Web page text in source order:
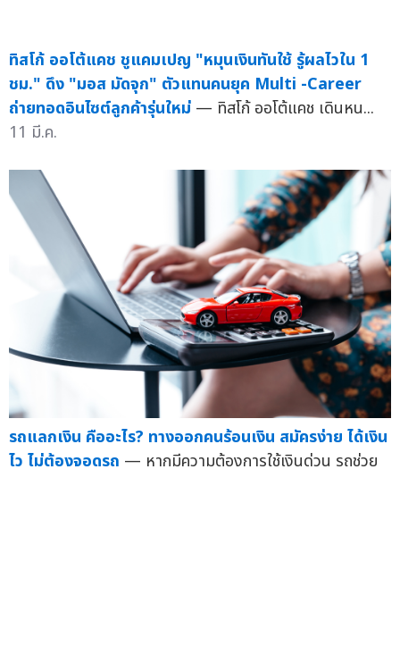
ทิสโก้ ออโต้แคช ชูแคมเปญ "หมุนเงินทันใช้ รู้ผลไวใน 1
ชม." ดึง "มอส มัดจุก" ตัวแทนคนยุค Multi -Career
ถ่ายทอดอินไซต์ลูกค้ารุ่นใหม่ — ทิสโก้ ออโต้แคช เดินหน...
11 มี.ค.
รถแลกเงิน คืออะไร? ทางออกคนร้อนเงิน สมัครง่าย ได้เงิน
ไว ไม่ต้องจอดรถ — หากมีความต้องการใช้เงินด่วน รถช่วย